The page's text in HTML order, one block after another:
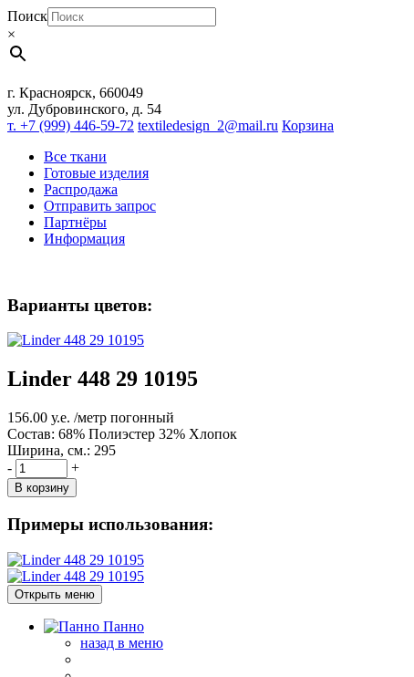
Поиск
×
г. Красноярск, 660049
ул. Дубровинского, д. 54
т. +7 (999) 446-59-72 textiledesign_2@mail.ru Корзина
Все ткани
Готовые изделия
Распродажа
Отправить запрос
Партнёры
Информация
Варианты цветов:
Linder 448 29 10195
156.00 у.е. /метр погонный
Состав: 68% Полиэстер 32% Хлопок
Ширина, см.: 295
-
+
В корзину
Примеры использования:
Открыть меню
Панно
назад в меню